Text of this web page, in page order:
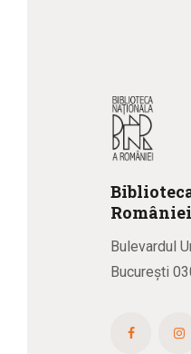
României
Bulevardul
București